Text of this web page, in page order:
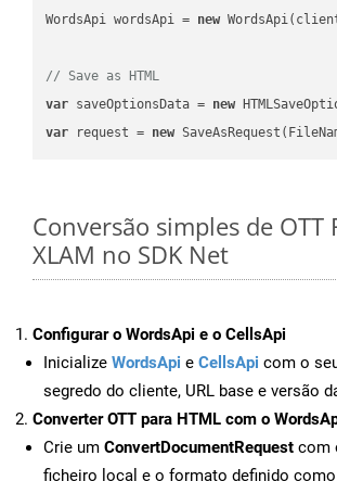
WordsApi wordsApi = new
// Save as HTML
var saveOptionsData = new
var request = new
Conversão simples de OTT
XLAM no SDK Net
Configurar o WordsApi e o CellsApi
Inicialize WordsApi e CellsApi com o
segredo do cliente, URL base e versão
Converter OTT para HTML com o
Crie um ConvertDocumentRequest com
ficheiro local e o formato definido